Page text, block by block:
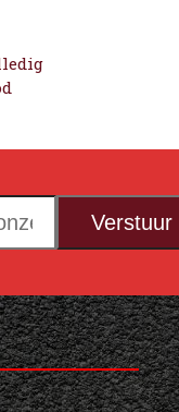
Verstuur